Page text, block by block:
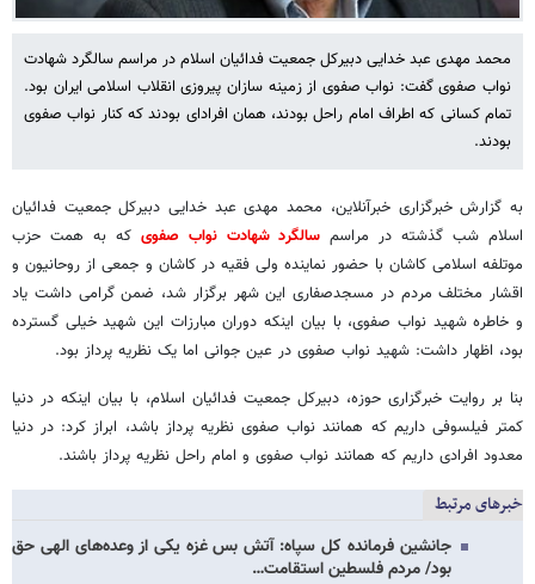
محمد مهدی عبد خدایی دبیرکل جمعیت فدائیان اسلام در مراسم سالگرد شهادت
نواب صفوی گفت: نواب صفوی از زمینه سازان پیروزی انقلاب اسلامی ایران بود.
تمام کسانی که اطراف امام راحل بودند، همان افرادای بودند که کنار نواب صفوی
بودند.
به گزارش خبرگزاری خبرآنلاین، محمد مهدی عبد خدایی دبیرکل جمعیت فدائیان
اسلام شب گذشته در مراسم سالگرد شهادت نواب صفوی که به همت حزب
موتلفه اسلامی کاشان با حضور نماینده ولی فقیه در کاشان و جمعی از روحانیون و
اقشار مختلف مردم در مسجدصفاری این شهر برگزار شد، ضمن گرامی داشت یاد
و خاطره شهید نواب صفوی، با بیان اینکه دوران مبارزات این شهید خیلی گسترده
بود، اظهار داشت: شهید نواب صفوی در عین جوانی اما یک نظریه پرداز بود.
بنا بر روایت خبرگزاری حوزه، دبیرکل جمعیت فدائیان اسلام، با بیان اینکه در دنیا
کمتر فیلسوفی داریم که همانند نواب صفوی نظریه پرداز باشد، ابراز کرد: در دنیا
معدود افرادی داریم که همانند نواب صفوی و امام راحل نظریه پرداز باشند.
خبرهای مرتبط
جانشین فرمانده کل سپاه: آتش بس غزه یکی از وعده‌های الهی حق
بود/ مردم فلسطین استقامت…